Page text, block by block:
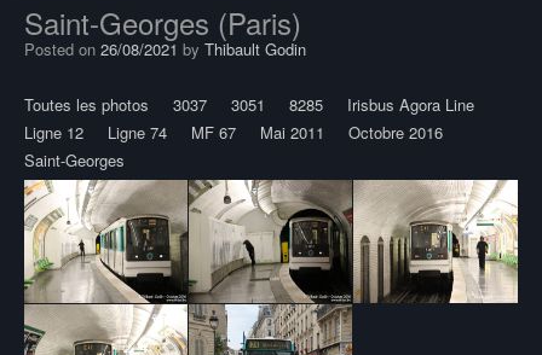
Saint-Georges (Paris)
Posted on 26/08/2021 by Thibault Godin
Toutes les photos 3037 3051 8285
Irisbus Agora Line
Ligne 12
Ligne 74 MF 67 Mai 2011
Octobre 2016
Saint-Georges